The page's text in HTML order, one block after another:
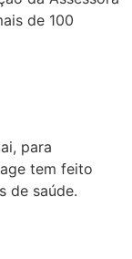
de 100
para
tem feito
de saúde.